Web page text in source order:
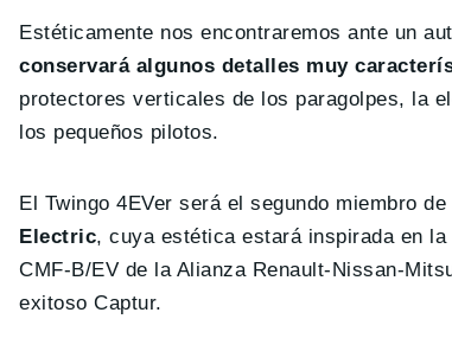
Estéticamente nos encontraremos ante un
conservará algunos detalles muy
protectores verticales de los paragolpes, la
los pequeños pilotos.
El Twingo 4EVer será el segundo miembro
Electric, cuya estética estará inspirada en
CMF-B/EV de la Alianza Renault-Nissan-
exitoso Captur.